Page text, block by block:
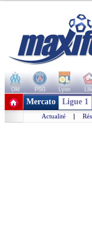
OM PSG Lyon
+ de clubs
Mercato Ligue 1
Actualité |